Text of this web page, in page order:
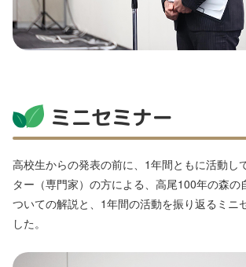
ミニセミナー
高校生からの発表の前に、1年間ともに活動し
ター（専門家）の方による、高尾100年の森の
ついての解説と、1年間の活動を振り返るミニ
した。